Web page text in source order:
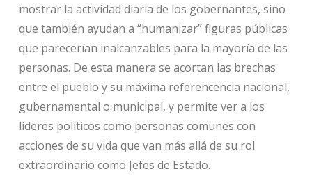
mostrar la actividad diaria de los gobernantes, sino
que también ayudan a “humanizar” figuras públicas
que parecerían inalcanzables para la mayoría de las
personas. De esta manera se acortan las brechas
entre el pueblo y su máxima referencencia nacional,
gubernamental o municipal, y permite ver a los
líderes políticos como personas comunes con
acciones de su vida que van más allá de su rol
extraordinario como Jefes de Estado.